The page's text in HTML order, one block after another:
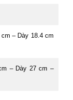
– Dày 18.4 cm
– Dày 27 cm –